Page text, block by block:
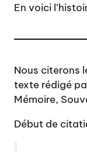
En voici
Nous citerons
texte rédigé
Mémoire,
Début de